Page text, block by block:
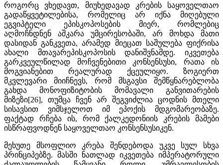
როგორც ვხედავთ, მიუხედავად კრების საყოველთაო
გადაწყვეტილებისა, რომელიც არ იქნა მიღებული
ეგვიპტელი ეპისკოპოსების მიერ, რომლებიც
აღმოჩნდნენ აშკარა უმცირესობაში, არ მოხდა მათი
დასიდან განკვეთა, არამედ მიეცათ საშულება ფიქრისა
ახალი მთავარეპისკოპოსის დანიშვნამდე. იკვეთება
გარკვეულწილად მოჩვენებითი კონსენსუსი, რათა ის
მოგვიანებით რეალურად ქცეულიყო. ზოგიერთ
მკვლევარი მიიჩნევს, რომ მსგავსი შემწყნარებლობა
გახდა მონოფიზიტობის მომავალი განვითარების
მიზეზი[26], თუმცა ჩვენ არ შეგვიძლია ცოდნის მთელი
სისავსით ვიმსჯელოთ იმ ეპოქის მდგომარეობაზე.
ფაქტად რჩება ის, რომ ქალკედონიის კრების მამები
ისწრაფვოდნენ საყოველთაო კონსენსუსიკენ.
მეხუთე მსოფლიო კრება შენდებოდა უკვე სულ სხვა
პრინციპებზე. მასში ნათლად იკვეთება იმპერატორული